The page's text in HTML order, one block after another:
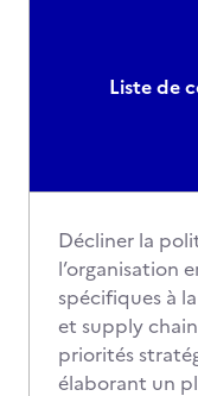
Liste de
Décliner la
l’organisation
spécifiques à
et supply
priorités
élaborant un